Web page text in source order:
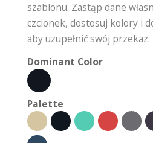
szablonu. Zastąp dane
czcionek, dostosuj kolory i
aby uzupełnić swój przekaz.
Dominant Color
Palette